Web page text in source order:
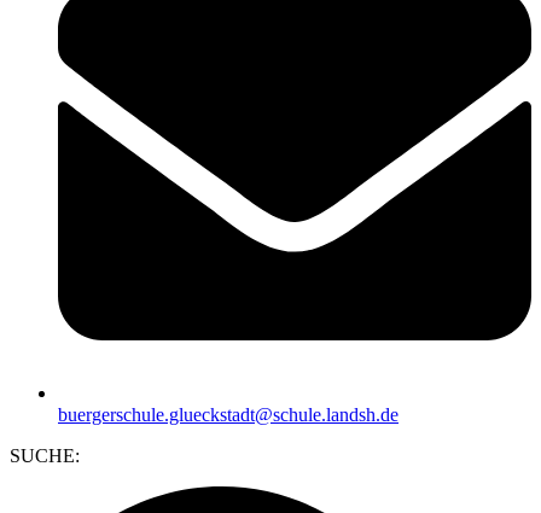
buergerschule.glueckstadt@schule.landsh.de
SUCHE: